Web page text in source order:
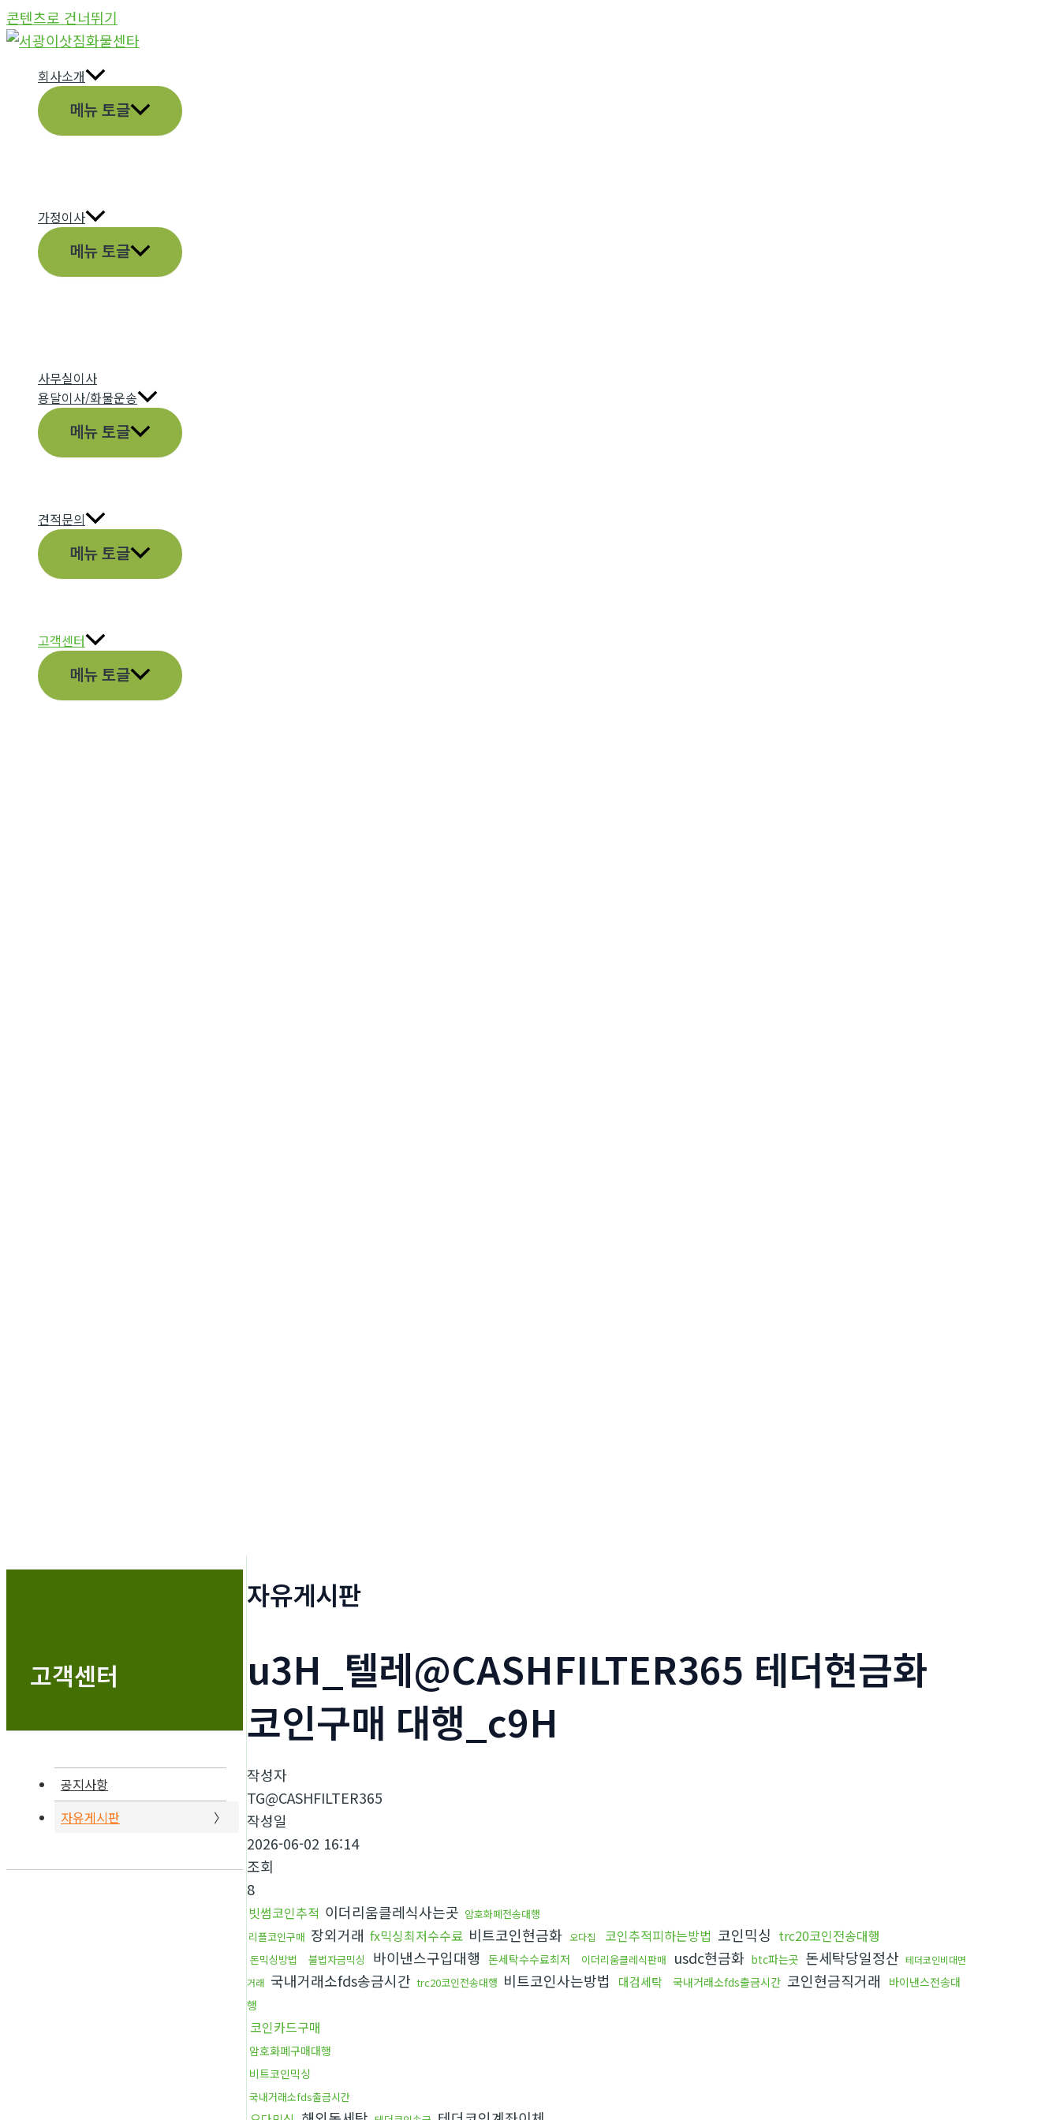
콘텐츠로 건너뛰기
회사소개
메뉴 토글
가정이사
메뉴 토글
사무실이사
용달이사/화물운송
메뉴 토글
견적문의
메뉴 토글
고객센터
메뉴 토글
고객센터
공지사항
자유게시판
자유게시판
u3H_텔레@CASHFILTER365 테더현금화
코인구매 대행_c9H
작성자
TG@CASHFILTER365
작성일
2026-06-02 16:14
조회
8
빗썸코인추적 이더리움클레식사는곳 암호화폐전송대행
리플코인구매 장외거래 fx믹싱최저수수료 비트코인현금화 오다집 코인추적피하는방법 코인믹싱 trc20코인전송대행
돈믹싱방법 불법자금믹싱 바이낸스구입대행 돈세탁수수료최저 이더리움클레식판매 usdc현금화 btc파는곳 돈세탁당일정산 테더코인비대면
거래 국내거래소fds송금시간 trc20코인전송대행 비트코인사는방법 대검세탁 국내거래소fds출금시간 코인현금직거래
바이낸스전송대
행
코인카드구매
암호화폐구매대행
비트코인믹싱
국내거래소fds출금시간